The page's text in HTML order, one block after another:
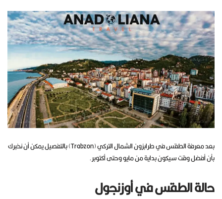
بعد معرفة الطقس في طرابزون الشمال التركي (Trabzon) بالتفصيل يمكن أن نخبرك
بأن أفضل وقت سيكون بداية من مايو وحتى أكتوبر.
حالة الطقس في أوزنجول